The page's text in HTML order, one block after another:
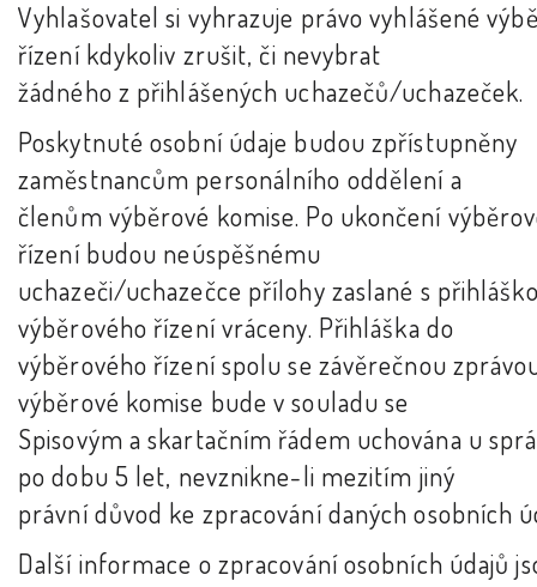
Vyhlašovatel si vyhrazuje právo vyhlášené
řízení kdykoliv zrušit, či nevybrat
žádného z přihlášených uchazečů/uchazeček.
Poskytnuté osobní údaje budou zpřístupněny
zaměstnancům personálního oddělení a
členům výběrové komise. Po ukončení
řízení budou neúspěšnému
uchazeči/uchazečce přílohy zaslané s
výběrového řízení vráceny. Přihláška do
výběrového řízení spolu se závěrečnou
výběrové komise bude v souladu se
Spisovým a skartačním řádem uchována u
po dobu 5 let, nevznikne-li mezitím jiný
právní důvod ke zpracování daných osobních
Další informace o zpracování osobních údajů